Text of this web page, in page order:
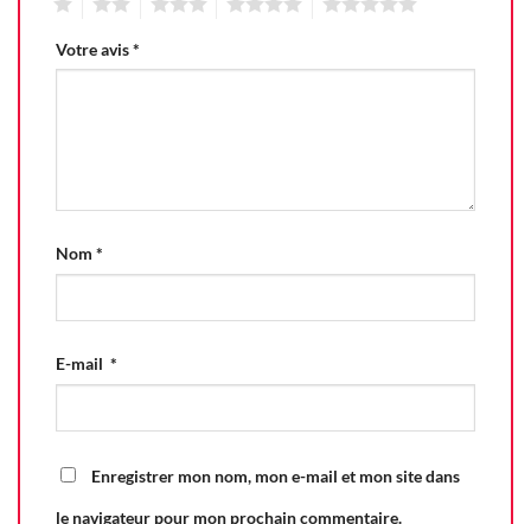
Votre avis*
Nom *
E-mail *
Enregistrer mon nom, mon e-mail et mon site dans
le navigateur pour mon prochain commentaire.